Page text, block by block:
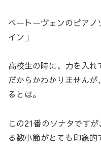
ベートーヴェンのピア
イン」
高校生の時に、力を入
だからかわかりません
るとは。
この21番のソナタです
る数小節がとても印象的